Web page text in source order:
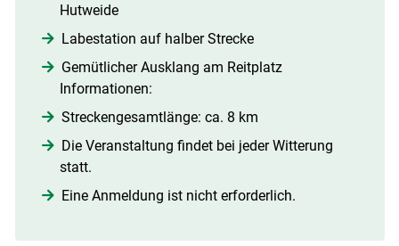
Hutweide
Labestation auf halber Strecke
Gemütlicher Ausklang am Reitplatz
Informationen:
Streckengesamtlänge: ca. 8 km
Die Veranstaltung findet bei jeder Witterung
statt.
Eine Anmeldung ist nicht erforderlich.